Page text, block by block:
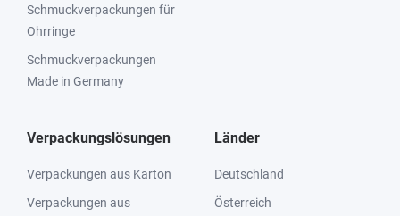
Schmuckverpackungen für
Ohrringe
Schmuckverpackungen
Made in Germany
Verpackungslösungen
Verpackungen aus Karton
Verpackungen aus
Länder
Deutschland
Österreich